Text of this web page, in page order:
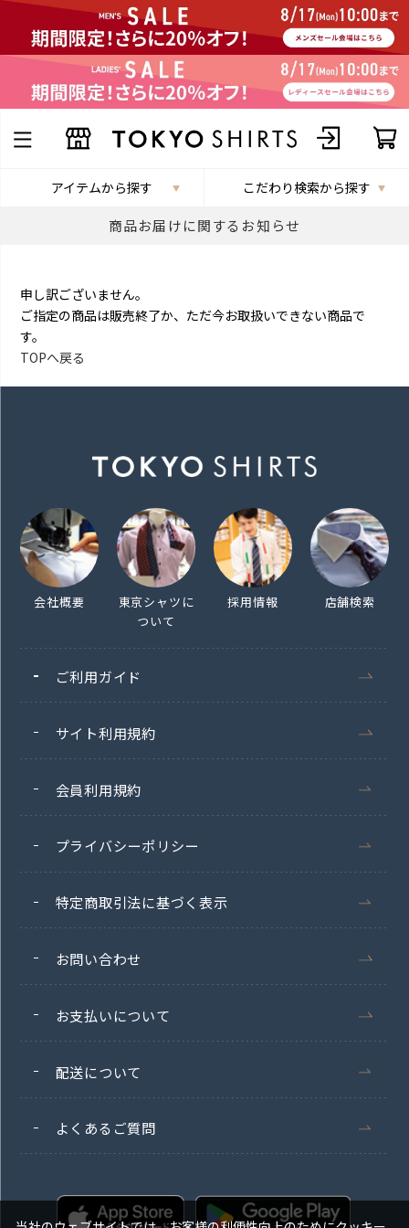
アイテムから探す こだわり検索から探す
商品お届けに関するお知らせ
申し訳ございません。
ご指定の商品は販売終了か、ただ今お取扱いできない商品で
す。
TOPへ戻る
会社概要
東京シャツに
ついて
採用情報 店舗検索
ご利用ガイド
サイト利用規約
会員利用規約
プライバシーポリシー
特定商取引法に基づく表示
お問い合わせ
お支払いについて
配送について
よくあるご質問